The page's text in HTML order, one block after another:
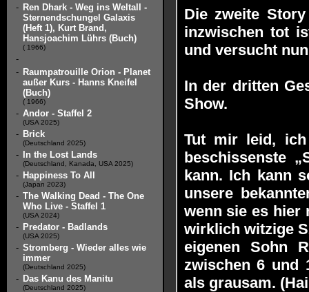
- Ren Dhark - Weg ins Weltall -
Sternendschungel Galaxis
(Heft 1), Kurt Brand,
Hansjoachim Lührs (Buch)
( 1966)
-
- Raumpatrouille Orion - Planet
außer Kurs - Hanns Kneifel
(Buch)
( 1966)
- Andor - Staffel 2
(USA 2025)
- Brick
(Deutschland 2025)
- In the Lost Lands
(Deutschland, Kanada, USA 2025)
- Happiness To All
(Japan 2023)
- The Walking Dead - The One
Who Live - Staffel 1
(USA 2024)
- Predator - Badlands
(USA 2025)
- Stromberg - Wieder alles wie
immer
(Deutschland 2025)
- Das Kanu des Manitu
(Deutschland 2025)
Die zweite
inzwischen tot
und versucht
In der dritten
Show.
Tut mir leid,
beschissenste
kann. Ich kann
unsere
wenn sie es hier
wirklich witzige
eigenen Sohn
zwischen 6 und
als grausam.